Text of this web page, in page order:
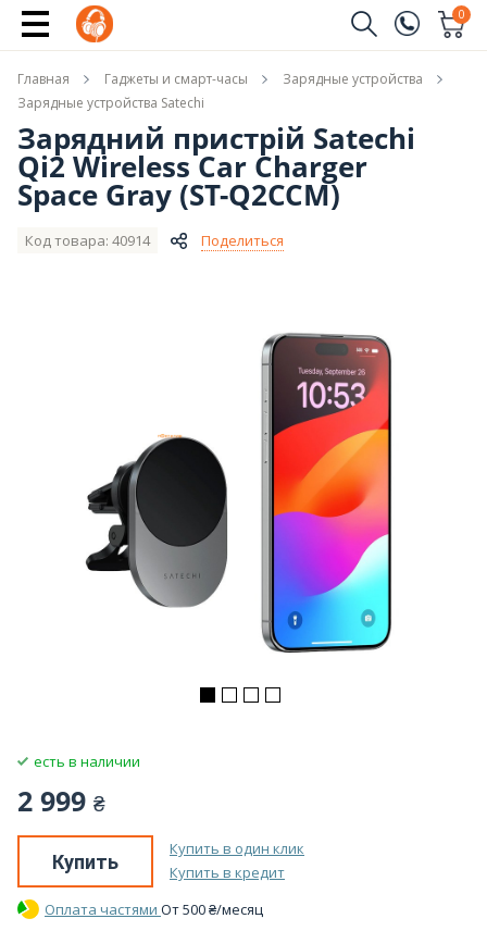
(096)
(044)
0
Имя
Телефон
Главная Гаджеты и смарт-часы
Зарядные устройства
Зарядные устройства Satechi
Зарядний пристрій Satechi
Qi2 Wireless Car Charger
Space Gray (ST-Q2CCM)
Код товара: 40914 Поделиться
есть в наличии
2 999 ₴
Купить
Купить в один клик
Купить в кредит
Оплата частями От500₴/месяц
Купить